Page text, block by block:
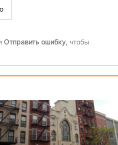
Отправить ошибку, чтобы